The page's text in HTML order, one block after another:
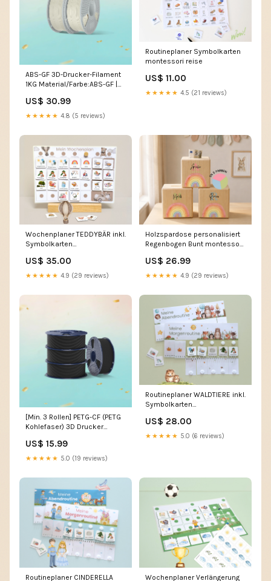
ABS-GF 3D-Drucker-Filament
1KG Material/Farbe:ABS-GF |
US$ 30.99
★★★★★ 4.8 (5 reviews)
Routineplaner Symbolkarten
montessori reise
US$ 11.00
★★★★★ 4.5 (21 reviews)
Wochenplaner TEDDYBÄR inkl.
Symbolkarten
US$ 35.00
★★★★★ 4.9 (29 reviews)
Holzspardose personalisiert
Regenbogen Bunt montessori
US$ 26.99
★★★★★ 4.9 (29 reviews)
[Min. 3 Rollen] PETG-CF (PETG
Kohlefaser) 3D Drucker
Kohlefaser | Schwarz
US$ 15.99
★★★★★ 5.0 (19 reviews)
Routineplaner WALDTIERE inkl.
Symbolkarten
mit Name
US$ 28.00
★★★★★ 5.0 (6 reviews)
Routineplaner CINDERELLA
Wochenplaner Verlängerung